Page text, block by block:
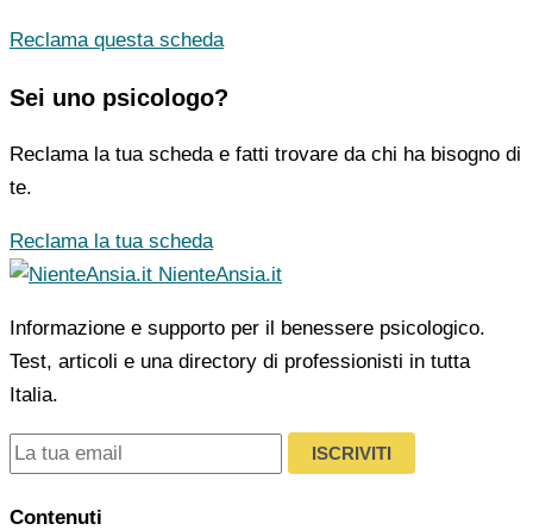
Reclama questa scheda
Sei uno psicologo?
Reclama la tua scheda e fatti trovare da chi ha bisogno di
te.
Reclama la tua scheda
NienteAnsia.it
Informazione e supporto per il benessere psicologico.
Test, articoli e una directory di professionisti in tutta
Italia.
ISCRIVITI
Contenuti